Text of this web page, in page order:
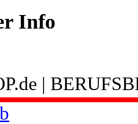
Info
|